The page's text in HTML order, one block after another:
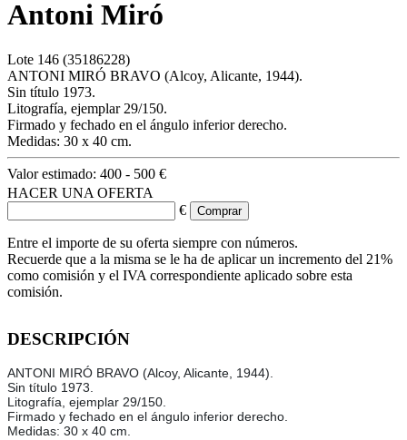
Antoni Miró
Lote 146 (35186228)
ANTONI MIRÓ BRAVO (Alcoy, Alicante, 1944).
Sin título 1973.
Litografía, ejemplar 29/150.
Firmado y fechado en el ángulo inferior derecho.
Medidas: 30 x 40 cm.
Valor estimado: 400 - 500 €
HACER UNA OFERTA
€
Entre el importe de su oferta siempre con números.
Recuerde que a la misma se le ha de aplicar un incremento del 21%
como comisión y el IVA correspondiente aplicado sobre esta
comisión.
DESCRIPCIÓN
ANTONI MIRÓ BRAVO (Alcoy, Alicante, 1944).
Sin título 1973.
Litografía, ejemplar 29/150.
Firmado y fechado en el ángulo inferior derecho.
Medidas: 30 x 40 cm.